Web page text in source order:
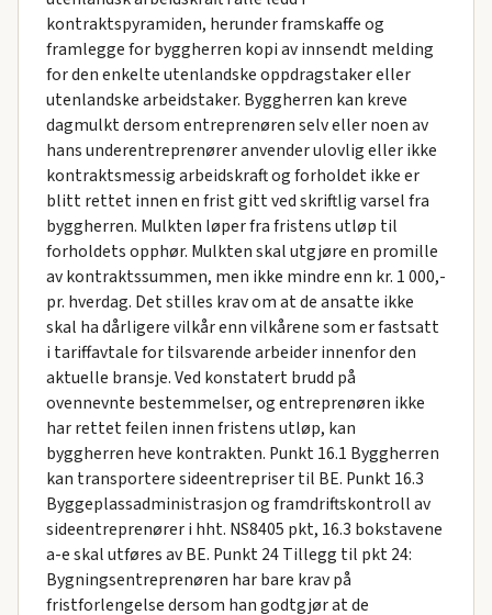
kontraktspyramiden, herunder framskaffe og
framlegge for byggherren kopi av innsendt melding
for den enkelte utenlandske oppdragstaker eller
utenlandske arbeidstaker. Byggherren kan kreve
dagmulkt dersom entreprenøren selv eller noen av
hans underentreprenører anvender ulovlig eller ikke
kontraktsmessig arbeidskraft og forholdet ikke er
blitt rettet innen en frist gitt ved skriftlig varsel fra
byggherren. Mulkten løper fra fristens utløp til
forholdets opphør. Mulkten skal utgjøre en promille
av kontraktssummen, men ikke mindre enn kr. 1 000,-
pr. hverdag. Det stilles krav om at de ansatte ikke
skal ha dårligere vilkår enn vilkårene som er fastsatt
i tariffavtale for tilsvarende arbeider innenfor den
aktuelle bransje. Ved konstatert brudd på
ovennevnte bestemmelser, og entreprenøren ikke
har rettet feilen innen fristens utløp, kan
byggherren heve kontrakten. Punkt 16.1 Byggherren
kan transportere sideentrepriser til BE. Punkt 16.3
Byggeplassadministrasjon og framdriftskontroll av
sideentreprenører i hht. NS8405 pkt, 16.3 bokstavene
a-e skal utføres av BE. Punkt 24 Tillegg til pkt 24:
Bygningsentreprenøren har bare krav på
fristforlengelse dersom han godtgjør at de